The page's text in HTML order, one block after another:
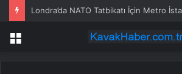
Londra’da NATO Tatbikatı İçin Metro
Menü